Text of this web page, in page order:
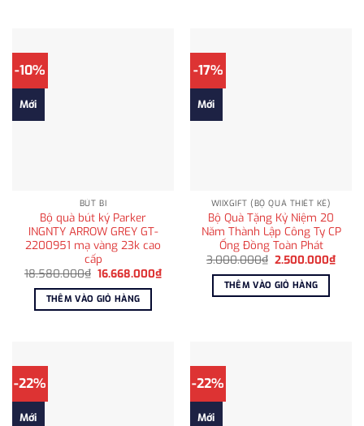
-10%
Mới
BÚT BI
Bộ quà bút ký Parker
INGNTY ARROW GREY GT-
2200951 mạ vàng 23k cao
cấp
18.580.000₫ Giá
là:
18.580.000₫.
16.668.000₫Giá
THÊM VÀO GIỎ HÀNG
-17%
Mới
WIIXGIFT (BỘ QUÀ THIẾT KẾ)
Bộ Quà Tặng Kỷ Niệm 20
Năm Thành Lập Công Ty CP
Ống Đồng Toàn Phát
3.000.000₫ Giá
là:
3.000.000₫.
2.500.000₫Giá
THÊM VÀO GIỎ HÀNG
-22%
Mới
-22%
Mới